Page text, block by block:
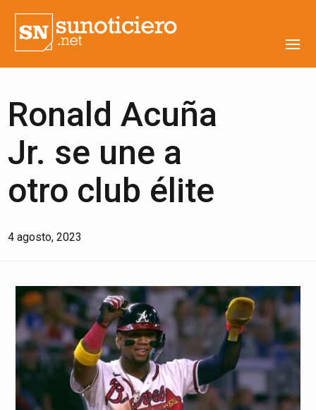
Ronald Acuña
Jr. se une a
otro club élite
4 agosto, 2023